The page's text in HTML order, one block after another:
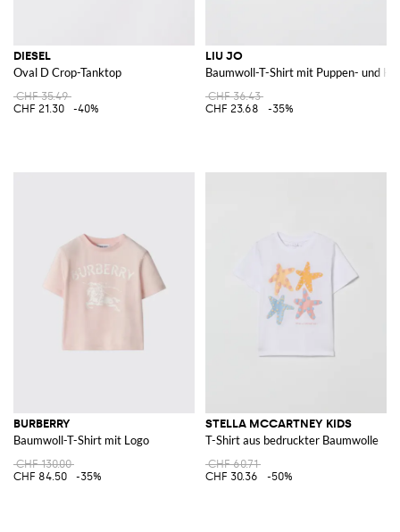
DIESEL
Oval D Crop-Tanktop
CHF 35.49
CHF 21.30
-40%
LIU JO
Baumwoll-T-Shirt mit Puppen- und
CHF 36.43
CHF 23.68
-35%
BURBERRY
Baumwoll-T-Shirt mit Logo
CHF 130.00
CHF 84.50
-35%
STELLA MCCARTNEY KIDS
T-Shirt aus bedruckter Baumwolle
CHF 60.71
CHF 30.36
-50%